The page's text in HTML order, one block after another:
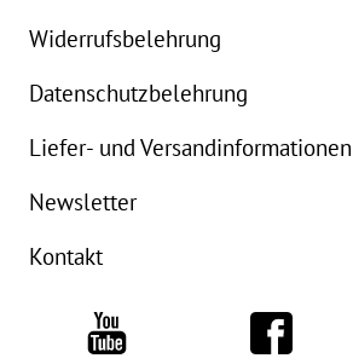
Widerrufsbelehrung
Datenschutzbelehrung
Liefer- und Versandinformationen
Newsletter
Kontakt